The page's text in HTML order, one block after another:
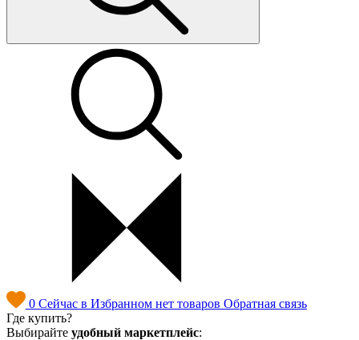
0 Сейчас в Избранном нет товаров Обратная связь
Где купить?
Выбирайте удобный маркетплейс: